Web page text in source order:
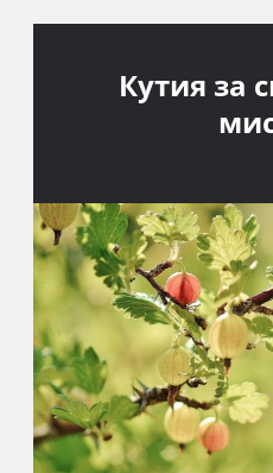
Кутия за